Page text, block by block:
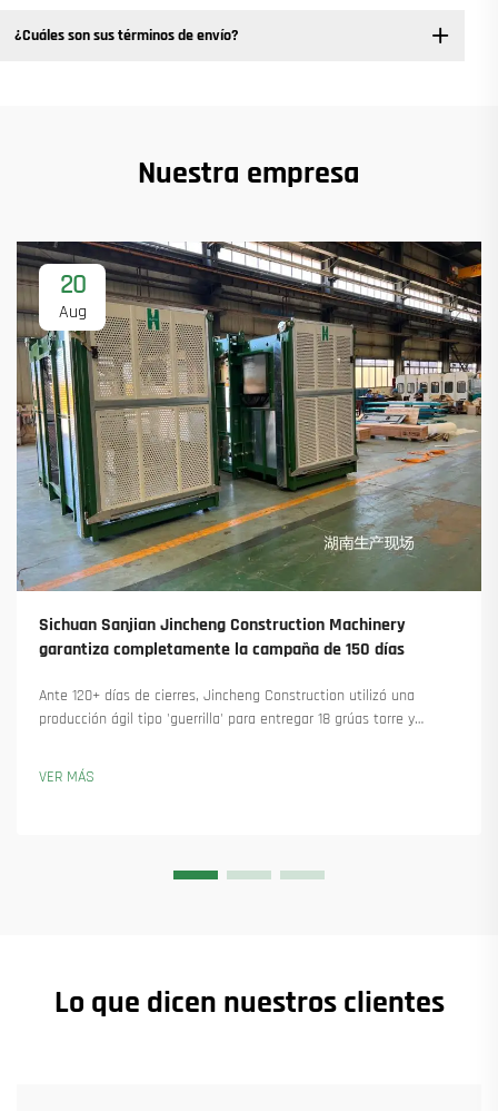
¿Cuáles son sus términos de envío?
Nuestra empresa
20
Aug
Sichuan Sanjian Jincheng Construction Machinery
garantiza completamente la campaña de 150 días
Ante 120+ días de cierres, Jincheng Construction utilizó una
producción ágil tipo 'guerrilla' para entregar 18 grúas torre y
la producción en marcha. Obtenga más información.
VER MÁS
Lo que dicen nuestros clientes